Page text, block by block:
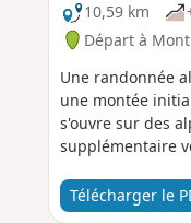
10,59 km
Départ à
Une randonnée
une montée
s'ouvre sur des
supplémentaire
Télécharger le